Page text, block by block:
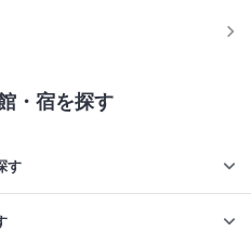
・宿を探す
す